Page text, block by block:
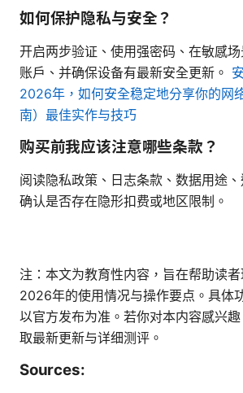
如何保护隐私与安全？
开启两步验证、使用强密码、在敏感
账户、并确保设备有最新安全更新。
2026年，如何安全稳定地分享你的网
南）最佳实作与技巧
购买前我应该注意哪些条款？
阅读隐私政策、日志条款、数据用途、
确认是否存在隐形扣费或地区限制。
注：本文为教育性内容，旨在帮助读
2026年的使用情况与操作要点。具体
以官方发布为准。若你对本内容感兴
取最新更新与详细测评。
Sources: